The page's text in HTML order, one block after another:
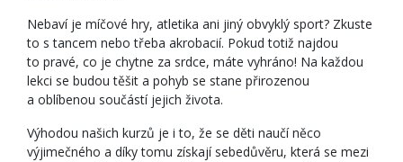
Nebaví je míčové hry, atletika ani jiný obvyklý sport? Zkuste
to s tancem nebo třeba akrobacií. Pokud totiž najdou
to pravé, co je chytne za srdce, máte vyhráno! Na každou
lekci se budou těšit a pohyb se stane přirozenou
a oblíbenou součástí jejich života.
Výhodou našich kurzů je i to, že se děti naučí něco
výjimečného a díky tomu získají sebedůvěru, která se mezi